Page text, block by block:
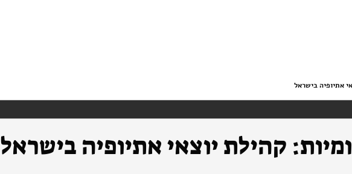
אתיופיה בישראל
קהילת יוצאי אתיופיה בישראל